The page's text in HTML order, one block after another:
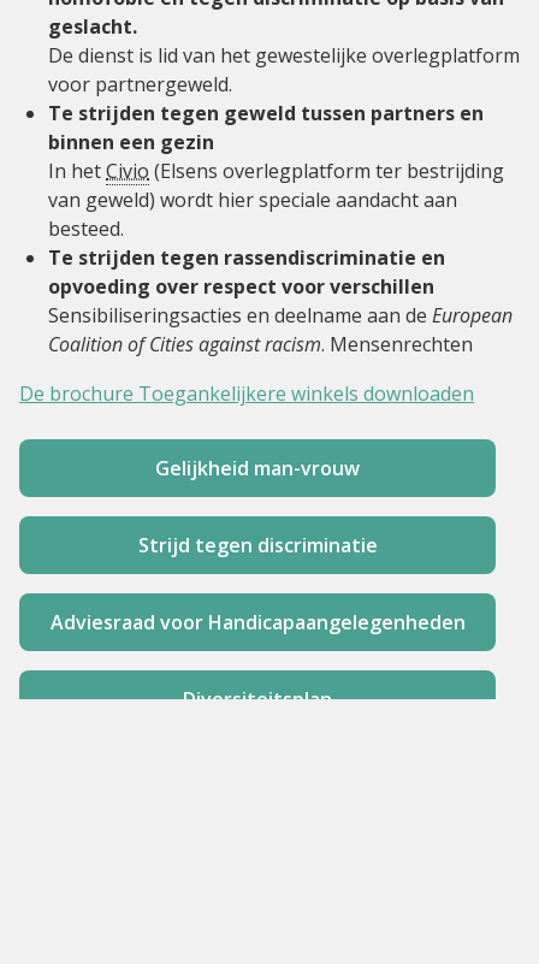
geslacht.
De dienst is lid van het gewestelijke overlegplatform
voor partnergeweld.
Te strijden tegen geweld tussen partners en
binnen een gezin
In hetCivio (Elsens overlegplatform ter bestrijding
van geweld) wordt hier speciale aandacht aan
besteed.
Te strijden tegen rassendiscriminatie en
opvoeding over respect voor verschillen
Sensibiliseringsacties en deelname aan de European
Coalition of Cities against racism. Mensenrechten
De brochure Toegankelijkere winkels downloaden
Gelijkheid man-vrouw
Strijd tegen discriminatie
Adviesraad voor Handicapaangelegenheden
Diversiteitsplan